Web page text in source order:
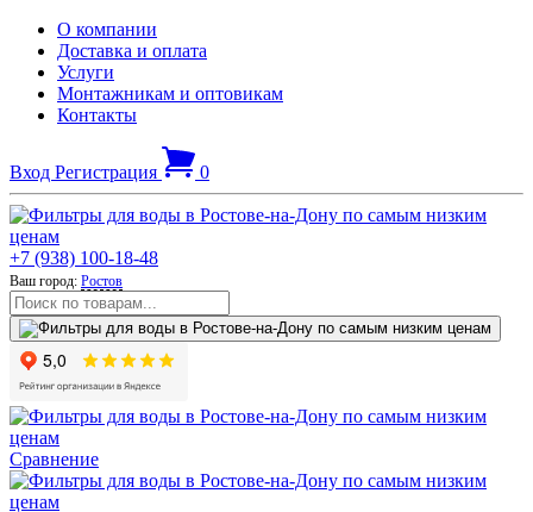
О компании
Доставка и оплата
Услуги
Монтажникам и оптовикам
Контакты
Вход Регистрация 0
+7 (938) 100-18-48
Ваш город: Ростов
Сравнение